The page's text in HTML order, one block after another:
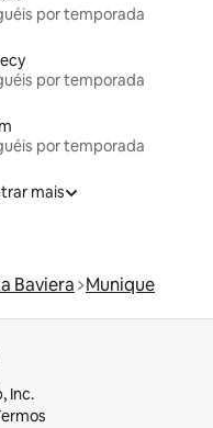
por temporada
por temporada
por temporada
mais
Baviera Munique
Inc.